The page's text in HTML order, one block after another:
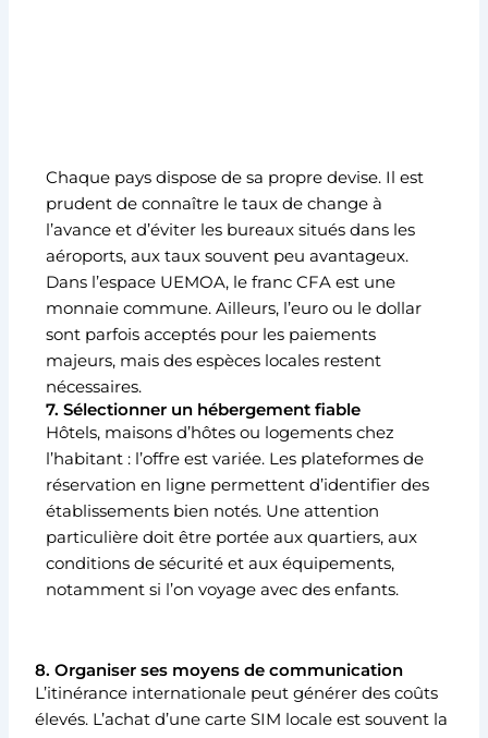
Chaque pays dispose de sa propre devise. Il est
prudent de connaître le taux de change à
l’avance et d’éviter les bureaux situés dans les
aéroports, aux taux souvent peu avantageux.
Dans l’espace UEMOA, le franc CFA est une
monnaie commune. Ailleurs, l’euro ou le dollar
sont parfois acceptés pour les paiements
majeurs, mais des espèces locales restent
nécessaires.
7. Sélectionner un hébergement fiable
Hôtels, maisons d’hôtes ou logements chez
l’habitant : l’offre est variée. Les plateformes de
réservation en ligne permettent d’identifier des
établissements bien notés. Une attention
particulière doit être portée aux quartiers, aux
conditions de sécurité et aux équipements,
notamment si l’on voyage avec des enfants.
8. Organiser ses moyens de communication
L’itinérance internationale peut générer des coûts
élevés. L’achat d’une carte SIM locale est souvent la